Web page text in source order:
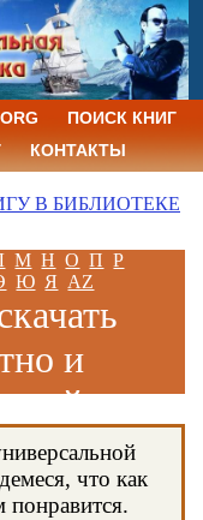
ПОИСК КНИГ
КОНТАКТЫ
В БИБЛИОТЕКЕ
М Н О П Р
Ю Я AZ
и
что как
понравится.